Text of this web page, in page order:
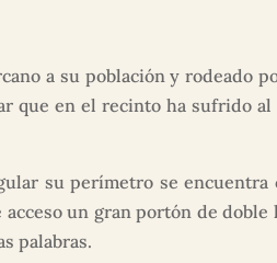
a su población y rodeado
que en el recinto ha sufrido
su perímetro se
acceso un gran portón de
palabras.